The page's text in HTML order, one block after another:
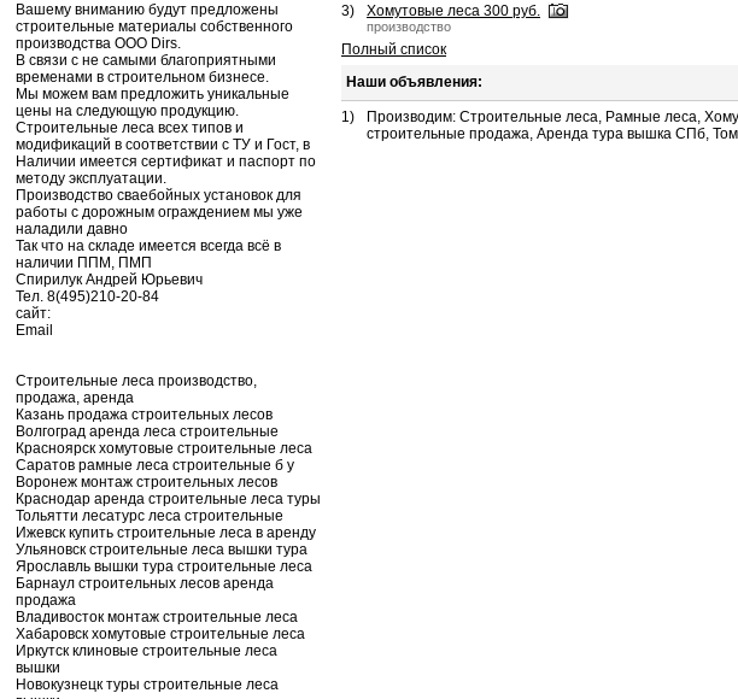
Вашему вниманию будут предложены
строительные материалы собственного
производства ООО Dirs.
В связи с не самыми благоприятными
временами в строительном бизнесе.
Мы можем вам предложить уникальные
цены на следующую продукцию.
Строительные леса всех типов и
модификаций в соответствии с ТУ и Гост, в
Наличии имеется сертификат и паспорт по
методу эксплуатации.
Производство сваебойных установок для
работы с дорожным ограждением мы уже
наладили давно
Так что на складе имеется всегда всё в
наличии ППМ, ПМП
Спирилук Андрей Юрьевич
Тел. 8(495)210-20-84
сайт:
Email
Строительные леса производство,
продажа, аренда
Казань продажа строительных лесов
Волгоград аренда леса строительные
Красноярск хомутовые строительные леса
Саратов рамные леса строительные б у
Воронеж монтаж строительных лесов
Краснодар аренда строительные леса туры
Тольятти лесатурс леса строительные
Ижевск купить строительные леса в аренду
Ульяновск строительные леса вышки тура
Ярославль вышки тура строительные леса
Барнаул строительных лесов аренда
продажа
Владивосток монтаж строительные леса
Хабаровск хомутовые строительные леса
Иркутск клиновые строительные леса
вышки
Новокузнецк туры строительные леса
3) Хомутовые леса 300 руб.
производство
Полный список
Наши объявления:
1)
Производим: Строительные леса, Рамные леса,
строительные продажа, Аренда тура вышка СПб,